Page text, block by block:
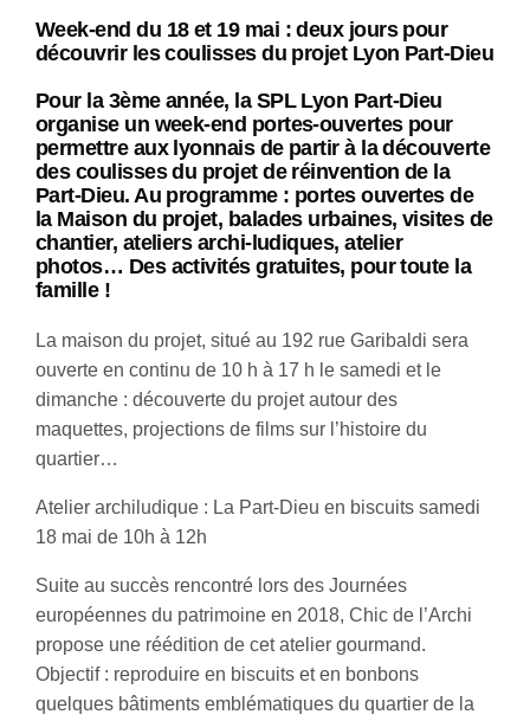
Week-end du 18 et 19 mai : deux jours pour
découvrir les coulisses du projet Lyon Part-Dieu
Pour la 3ème année, la SPL Lyon Part-Dieu
organise un week-end portes-ouvertes pour
permettre aux lyonnais de partir à la découverte
des coulisses du projet de réinvention de la
Part-Dieu. Au programme : portes ouvertes de
la Maison du projet, balades urbaines, visites de
chantier, ateliers archi-ludiques, atelier
photos… Des activités gratuites, pour toute la
famille !
La maison du projet, situé au 192 rue Garibaldi sera
ouverte en continu de 10 h à 17 h le samedi et le
dimanche : découverte du projet autour des
maquettes, projections de films sur l’histoire du
quartier…
Atelier archiludique : La Part-Dieu en biscuits samedi
18 mai de 10h à 12h
Suite au succès rencontré lors des Journées
européennes du patrimoine en 2018, Chic de l’Archi
propose une réédition de cet atelier gourmand.
Objectif : reproduire en biscuits et en bonbons
quelques bâtiments emblématiques du quartier de la